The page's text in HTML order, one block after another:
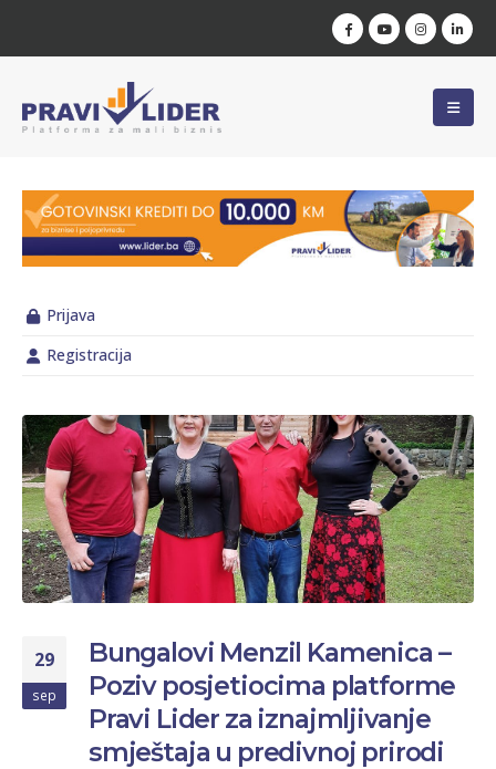
Prijava
Registracija
29
sep
Bungalovi Menzil Kamenica –
Poziv posjetiocima platforme
Pravi Lider za iznajmljivanje
smještaja u predivnoj prirodi